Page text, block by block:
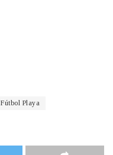
Fútbol Playa